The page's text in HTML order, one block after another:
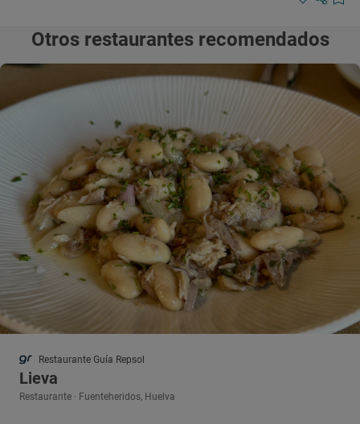
Otros restaurantes recomendados
Restaurante Guía Repsol
Lieva
Restaurante · Fuenteheridos, Huelva